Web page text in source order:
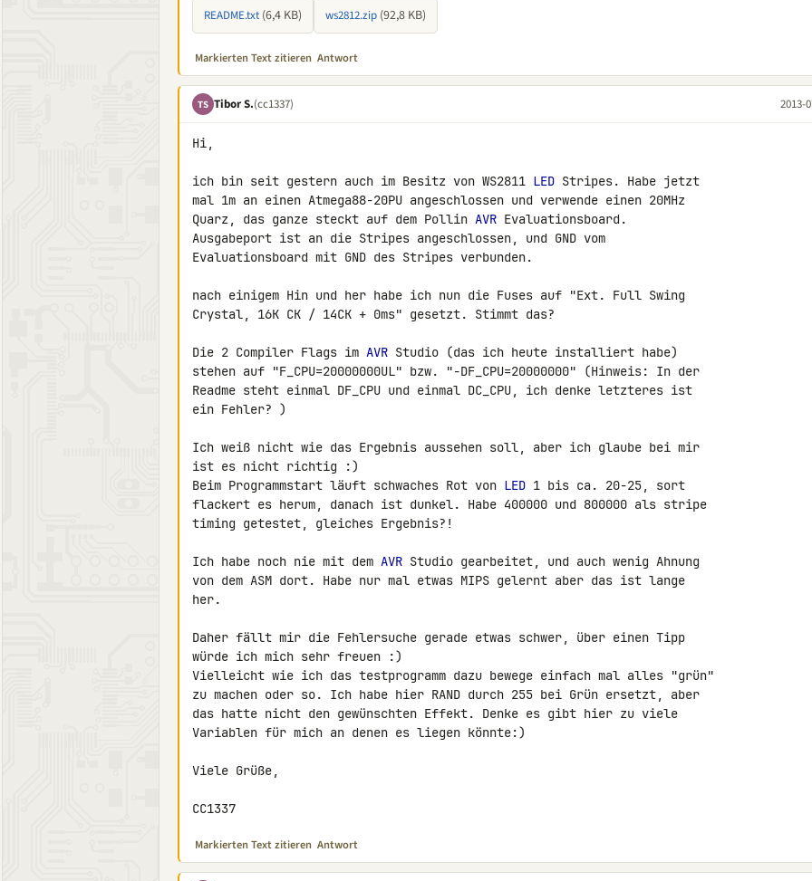
README.txt(6,4 KB) ws2812.zip (92,8 KB)
Markierten Text zitieren Antwort
TS Tibor S.(cc1337) 2013-
Hi,
ich bin seit gestern auch im Besitz von WS2811 LED Stripes. Habe jetzt
mal 1m an einen Atmega88-20PU angeschlossen und verwende einen 20MHz
Quarz, das ganze steckt auf dem Pollin AVR Evaluationsboard.
Ausgabeport ist an die Stripes angeschlossen, und GND vom
Evaluationsboard mit GND des Stripes verbunden.
nach einigem Hin und her habe ich nun die Fuses auf "Ext. Full Swing
Crystal, 16K CK / 14CK + 0ms" gesetzt. Stimmt das?
Die 2 Compiler Flags im AVR Studio (das ich heute installiert habe)
stehen auf "F_CPU=20000000UL" bzw. "-DF_CPU=20000000" (Hinweis: In der
Readme steht einmal DF_CPU und einmal DC_CPU, ich denke letzteres ist
ein Fehler? )
Ich weiß nicht wie das Ergebnis aussehen soll, aber ich glaube bei mir
ist es nicht richtig :)
Beim Programmstart läuft schwaches Rot von LED 1 bis ca. 20-25, sort
flackert es herum, danach ist dunkel. Habe 400000 und 800000 als stripe
timing getestet, gleiches Ergebnis?!
Ich habe noch nie mit dem AVR Studio gearbeitet, und auch wenig Ahnung
von dem ASM dort. Habe nur mal etwas MIPS gelernt aber das ist lange
her.
Daher fällt mir die Fehlersuche gerade etwas schwer, über einen Tipp
würde ich mich sehr freuen :)
Vielleicht wie ich das testprogramm dazu bewege einfach mal alles "grün"
zu machen oder so. Ich habe hier RAND durch 255 bei Grün ersetzt, aber
das hatte nicht den gewünschten Effekt. Denke es gibt hier zu viele
Variablen für mich an denen es liegen könnte:)
Viele Grüße,
CC1337
Markierten Text zitieren Antwort